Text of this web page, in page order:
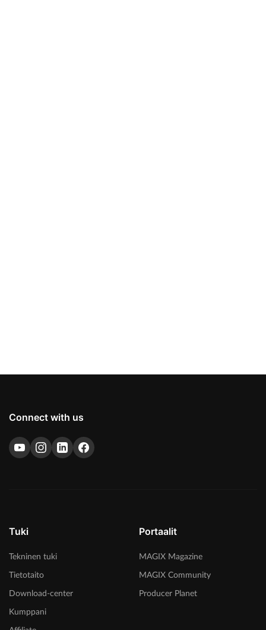
Connect with us
Tuki
Tekninen tuki
Tietotaito
Download-center
Kumppani
Portaalit
MAGIX Magazine
MAGIX Community
Producer Planet